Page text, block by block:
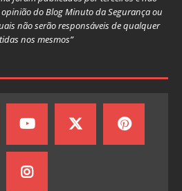
do Blog Minuto da Segurança ou
não serão responsáveis de qualquer
nos mesmos”